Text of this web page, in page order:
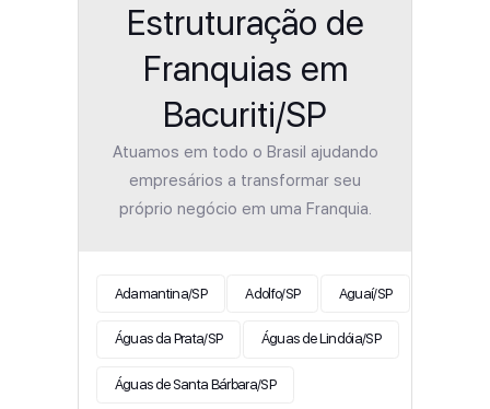
Estruturação de
Franquias em
Bacuriti/SP
Atuamos em todo o Brasil ajudando
empresários a transformar seu
próprio negócio em uma Franquia.
Adamantina/SP Adolfo/SP Aguaí/SP
Águas da Prata/SP Águas de Lindóia/SP
Águas de Santa Bárbara/SP